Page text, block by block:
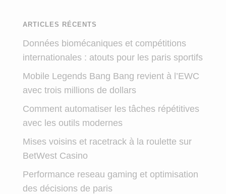
ARTICLES RÉCENTS
Données biomécaniques et compétitions
internationales : atouts pour les paris sportifs
Mobile Legends Bang Bang revient à l’EWC
avec trois millions de dollars
Comment automatiser les tâches répétitives
avec les outils modernes
Mises voisins et racetrack à la roulette sur
BetWest Casino
Performance reseau gaming et optimisation
des décisions de paris